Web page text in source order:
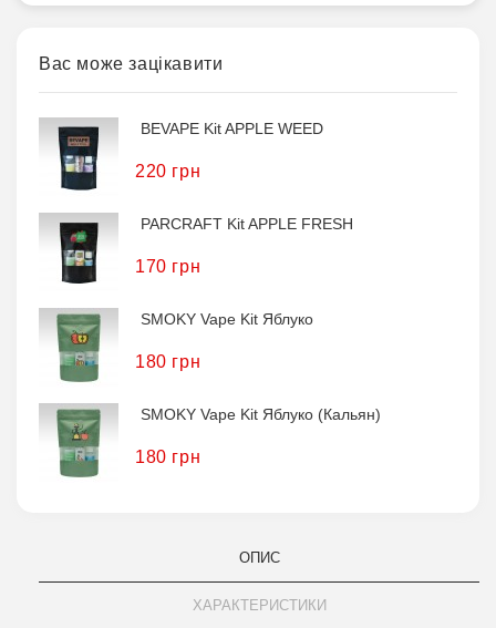
Вас може зацікавити
BEVAPE Kit APPLE WEED
220 грн
PARCRAFT Kit APPLE FRESH
170 грн
SMOKY Vape Kit Яблуко
180 грн
SMOKY Vape Kit Яблуко (кальян)
180 грн
ОПИС
ХАРАКТЕРИСТИКИ